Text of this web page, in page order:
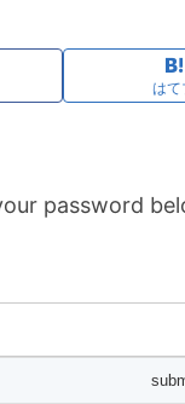
はて
password